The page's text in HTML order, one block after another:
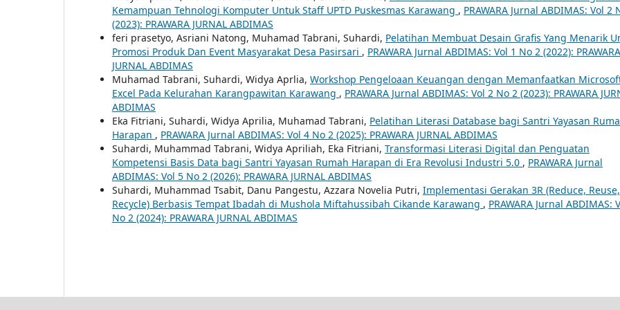
Kemampuan Tehnologi Komputer Untuk Staff UPTD Puskesmas Karawang , PRAWARA Jurnal ABDIMAS: Vol 2
(2023): PRAWARA JURNAL ABDIMAS
feri prasetyo, Asriani Natong, Muhamad Tabrani, Suhardi, Pelatihan Membuat Desain Grafis Yang Menarik
Promosi Produk Dan Event Masyarakat Desa Pasirsari , PRAWARA Jurnal ABDIMAS: Vol 1 No 2 (2022): PRAWARA
JURNAL ABDIMAS
Muhamad Tabrani, Suhardi, Widya Aprlia, Workshop Pengeloaan Keuangan dengan Memanfaatkan
Excel Pada Kelurahan Karangpawitan Karawang , PRAWARA Jurnal ABDIMAS: Vol 2 No 2 (2023): PRAWARA
ABDIMAS
Eka Fitriani, Suhardi, Widya Aprilia, Muhamad Tabrani, Pelatihan Literasi Database bagi Santri Yayasan
Harapan , PRAWARA Jurnal ABDIMAS: Vol 4 No 2 (2025): PRAWARA JURNAL ABDIMAS
Suhardi, Muhammad Tabrani, Widya Apriliah, Eka Fitriani, Transformasi Literasi Digital dan Penguatan
Kompetensi Basis Data bagi Santri Yayasan Rumah Harapan di Era Revolusi Industri 5.0 , PRAWARA Jurnal
ABDIMAS: Vol 5 No 2 (2026): PRAWARA JURNAL ABDIMAS
Suhardi, Muhammad Tsabit, Danu Pangestu, Azzara Novelia Putri, Implementasi Gerakan 3R (Reduce, Reuse,
Recycle) Berbasis Tempat Ibadah di Mushola Miftahussibah Cikande Karawang , PRAWARA Jurnal ABDIMAS:
No 2 (2024): PRAWARA JURNAL ABDIMAS